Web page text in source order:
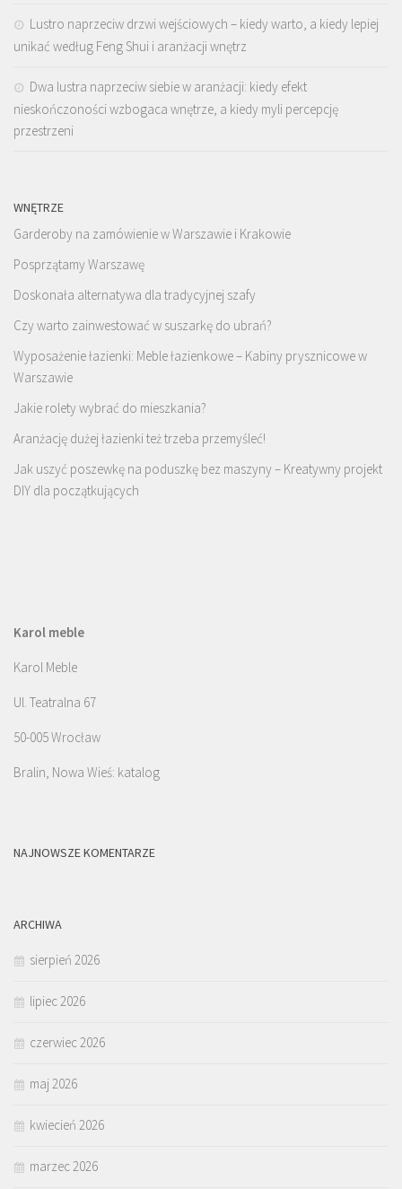
Lustro naprzeciw drzwi wejściowych – kiedy warto, a kiedy lepiej
unikać według Feng Shui i aranżacji wnętrz
Dwa lustra naprzeciw siebie w aranżacji: kiedy efekt
nieskończoności wzbogaca wnętrze, a kiedy myli percepcję
przestrzeni
WNĘTRZE
Garderoby na zamówienie w Warszawie i Krakowie
Posprzątamy Warszawę
Doskonała alternatywa dla tradycyjnej szafy
Czy warto zainwestować w suszarkę do ubrań?
Wyposażenie łazienki: Meble łazienkowe – Kabiny prysznicowe w
Warszawie
Jakie rolety wybrać do mieszkania?
Aranżację dużej łazienki też trzeba przemyśleć!
Jak uszyć poszewkę na poduszkę bez maszyny – Kreatywny projekt
DIY dla początkujących
Karol meble
Karol Meble
Ul. Teatralna 67
50-005 Wrocław
Bralin, Nowa Wieś: katalog
NAJNOWSZE KOMENTARZE
ARCHIWA
sierpień 2026
lipiec 2026
czerwiec 2026
maj 2026
kwiecień 2026
marzec 2026